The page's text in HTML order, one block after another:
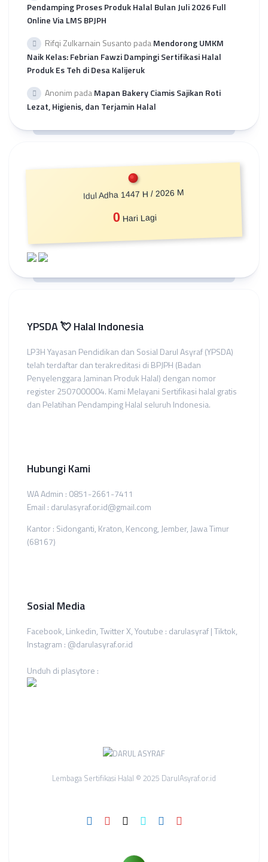
Pendamping Proses Produk Halal Bulan Juli 2026 Full
Online Via LMS BPJPH
Rifqi Zulkarnain Susanto padaMendorong UMKM
Naik Kelas: Febrian Fawzi Dampingi Sertifikasi Halal
Produk Es Teh di Desa Kalijeruk
Anonim padaMapan Bakery Ciamis Sajikan Roti
Lezat, Higienis, dan Terjamin Halal
Idul Adha 1447 H / 2026 M
0 Hari Lagi
YPSDA 💘 Halal Indonesia
LP3H Yayasan Pendidikan dan Sosial Darul Asyraf (YPSDA)
telah terdaftar dan terakreditasi di BPJPH (Badan
Penyelenggara Jaminan Produk Halal) dengan nomor
register 2507000004. Kami Melayani Sertifikasi halal gratis
dan Pelatihan Pendamping Halal seluruh Indonesia.
Hubungi Kami
WA Admin : 0851-2661-7411
Email : darulasyraf.or.id@gmail.com
Kantor : Sidonganti, Kraton, Kencong, Jember, Jawa Timur
(68167)
Sosial Media
Facebook, Linkedin, Twitter X, Youtube : darulasyraf | Tiktok,
Instagram : @darulasyraf.or.id
Unduh di plasytore :
Lembaga Sertifikasi Halal © 2025 DarulAsyraf.or.id